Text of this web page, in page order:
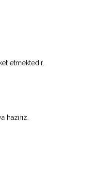
etmektedir.